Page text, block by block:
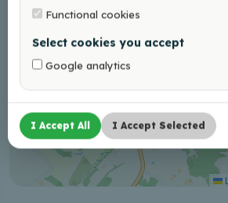
Functional cookies
Select cookies you accept
Google analytics
I Accept All I Accept Selected